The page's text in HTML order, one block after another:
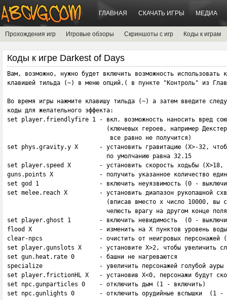
ГЛАВНАЯ СКАЧАТЬ ИГРЫ МЕДИА
Прохождения игр Игровые обзоры Скриншоты с игр Коды к играм
Коды к игре Darkest of Days
Вам, возможно, нужно будет включить возможность использовать
клавишей тильда (~) в меню опций.( в пункте "Контроль" из
Во время игры нажмите клавишу тильда (~) а затем введите
коды для желательного эффекта:
set player.friendlyfire 1 - вкл. возможность наносить вред
(ключевых героев, например
                             все равно не получится)
set phys.gravity.y X      - установить гравитацию (X>-32,
                            по умолчанию равна 32.15
set player.speed X        - установить скорость ходьбы (X>18,
guns.points X             - получить указанное количество
set god 1                 - включить неуязвимость (0 -
set melee.reach X         - установить диапазон рукопашной
(вписав вместо х число 10000, вы
челюсть врагу на другом конце
set player.ghost 1        - включить невидимость  (0 -
flood X                   - изменить на X пунктов уровень воды
clear-npcs                - очистить от неигровых персонажей
set player.gunslots X     - установите X>2, чтобы увеличить
set gun.heat.rate 0       - башни не нагреваются
specialize                - увеличить персонажей голубой ауры
set player.frictionHL X   - установив X<0, персонажи будут
set npc.gunparticles 0    - отключить дым (1 - включить)
set npc.gunlights 0       - отключить орудийные вспышки  (1 -